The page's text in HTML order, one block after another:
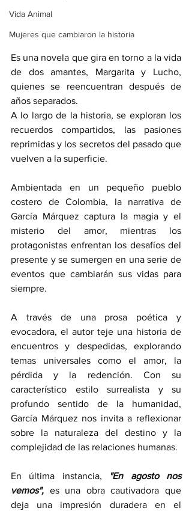
Vida Animal
Mujeres que cambiaron la historia
Es una novela que gira en torno a la vida
de dos amantes, Margarita y Lucho,
quienes se reencuentran después de
años separados.
A lo largo de la historia, se exploran los
recuerdos compartidos, las pasiones
reprimidas y los secretos del pasado que
vuelven a la superficie.
Ambientada en un pequeño pueblo
costero de Colombia, la narrativa de
García Márquez captura la magia y el
misterio del amor, mientras los
protagonistas enfrentan los desafíos del
presente y se sumergen en una serie de
eventos que cambiarán sus vidas para
siempre.
A través de una prosa poética y
evocadora, el autor teje una historia de
encuentros y despedidas, explorando
temas universales como el amor, la
pérdida y la redención. Con su
característico estilo surrealista y su
profundo sentido de la humanidad,
García Márquez nos invita a reflexionar
sobre la naturaleza del destino y la
complejidad de las relaciones humanas.
En última instancia,
"En agosto nos
vemos", es una obra cautivadora que
deja una impresión duradera en el